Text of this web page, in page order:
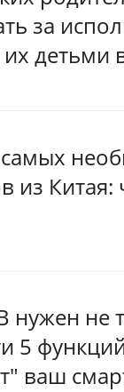
за
детьми
из
нужен не
5
ваш